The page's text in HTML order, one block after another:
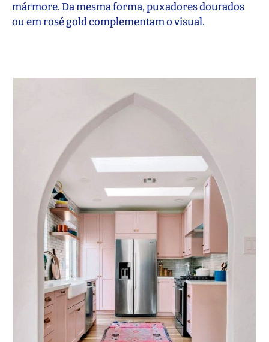
mármore. Da mesma forma, puxadores dourados
ou em rosé gold complementam o visual.